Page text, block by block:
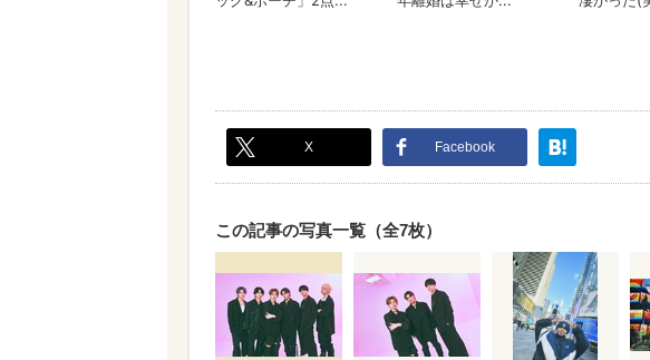
X Facebook
この記事の写真一覧（全7枚）